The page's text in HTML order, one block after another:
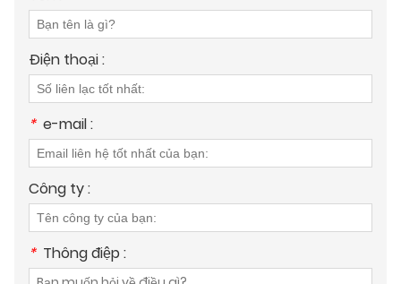
Điện thoại :
* e-mail :
Công ty :
* Thông điệp :